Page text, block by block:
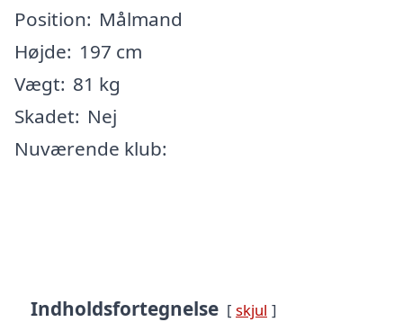
Position: Målmand
Højde: 197 cm
Vægt: 81 kg
Skadet: Nej
Nuværende klub:
Indholdsfortegnelse skjul